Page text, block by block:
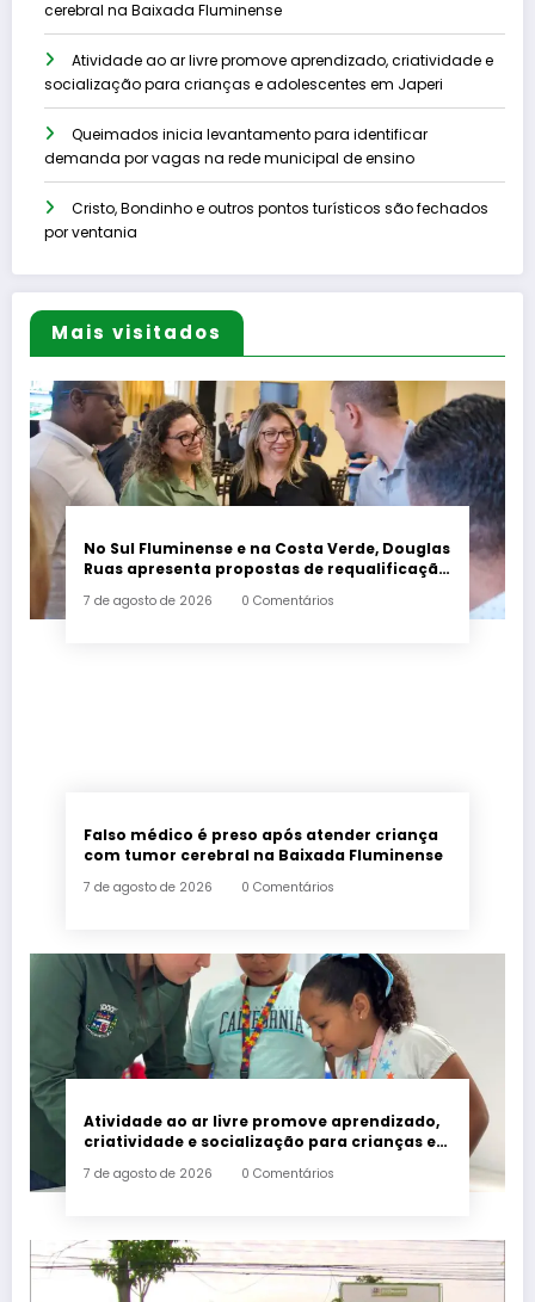
cerebral na Baixada Fluminense
Atividade ao ar livre promove aprendizado, criatividade e
socialização para crianças e adolescentes em Japeri
Queimados inicia levantamento para identificar
demanda por vagas na rede municipal de ensino
Cristo, Bondinho e outros pontos turísticos são fechados
por ventania
Mais visitados
No Sul Fluminense e na Costa Verde, Douglas
Ruas apresenta propostas de requalificação
7 de agosto de 2026 0 Comentários
Falso médico é preso após atender criança
com tumor cerebral na Baixada Fluminense
7 de agosto de 2026 0 Comentários
Atividade ao ar livre promove aprendizado,
criatividade e socialização para crianças e
7 de agosto de 2026 0 Comentários